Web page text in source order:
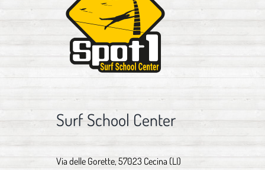
Surf School Center
Via delle Gorette, 57023 Cecina (LI)